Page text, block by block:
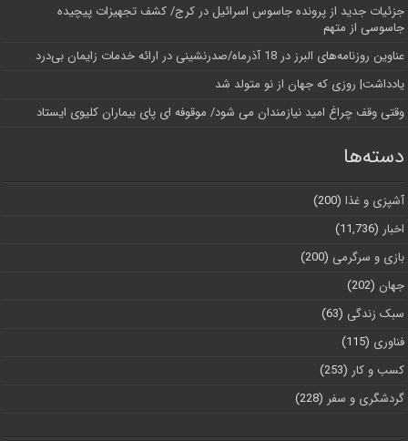
جزئیات جدید از پرونده جاسوس اسرائیل در کرج/‌ کشف تجهیزات پیچیده
جاسوسی از متهم
عناوین روزنامه‌های البرز در ‌18 آذرماه/صدرنشینی در ارائه خدمات زایمان بی‌درد
یادداشت| روزی که جهان از نو متولد شد
وقتی وقف چراغ امید نیازمندان می شود/ موقوفه ای پای بیماران کلیوی ایستاد
دسته‌ها
آشپزی و غذا (200)
اخبار (11,736)
بازی و سرگرمی (200)
جهان (202)
سبک زندگی (63)
فناوری (115)
کسب و کار (253)
گردشگری و سفر (228)